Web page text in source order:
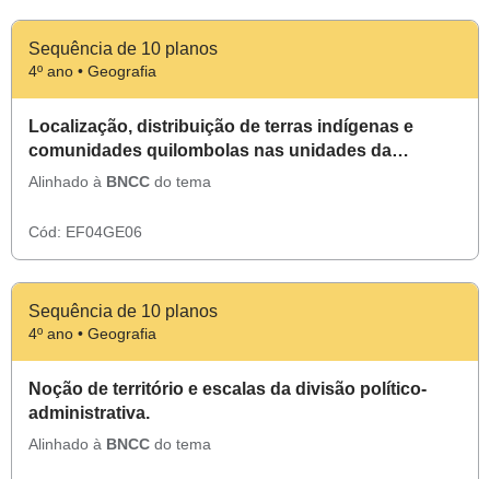
Sequência de 10 planos
4º ano • Geografia
Localização, distribuição de terras indígenas e
comunidades quilombolas nas unidades da
federação.
Alinhado à BNCC do tema
Cód: EF04GE06
Sequência de 10 planos
4º ano • Geografia
Noção de território e escalas da divisão político-
administrativa.
Alinhado à BNCC do tema